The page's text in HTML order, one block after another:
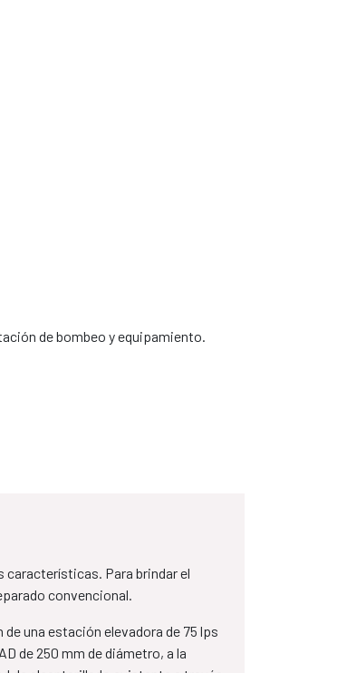
de bombeo y equipamiento.
características. Para brindar el
convencional.
una estación elevadora de 75 lps
de 250 mm de diámetro, a la